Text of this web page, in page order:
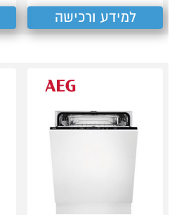
למידע ורכישה